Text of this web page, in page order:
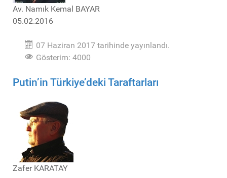
Av. Namık Kemal BAYAR
05.02.2016
07 Haziran 2017 tarihinde yayınlandı.
Gösterim: 4000
Putin’in Türkiye’deki Taraftarları
Zafer KARATAY